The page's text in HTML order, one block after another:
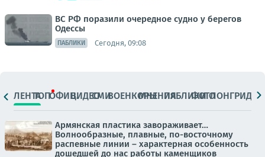
ВС РФ поразили очередное судно у берегов
Одессы
ПАБЛИКИ Сегодня, 09:08
ЛЕНТАТОПОФИЦ.ВИДЕОСМИВОЕНКОРЫМНЕНИЯПАБЛИКИ
ФОТОЛОНГРИДЫ
Армянская пластика завораживает…
Волнообразные, плавные, по-восточному
распевные линии – характерная особенность
дошедшей до нас работы каменщиков